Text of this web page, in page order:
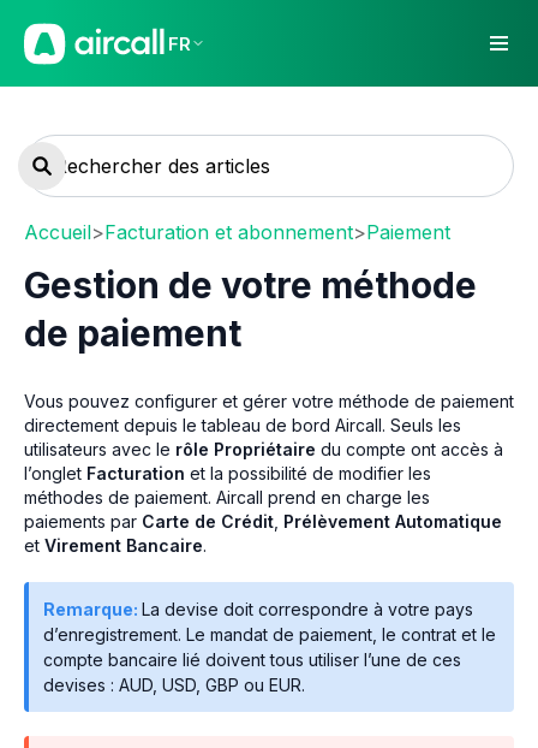
FR
Accueil>Facturation et abonnement>Paiement
Gestion de votre méthode
de paiement
Vous pouvez configurer et gérer votre méthode de paiement
directement depuis le tableau de bord Aircall. Seuls les
utilisateurs avec le rôle Propriétaire du compte ont accès à
l’onglet Facturation et la possibilité de modifier les
méthodes de paiement. Aircall prend en charge les
paiements par Carte de Crédit Prélèvement Automatique
et Virement Bancaire.
Remarque: La devise doit correspondre à votre pays
d’enregistrement. Le mandat de paiement, le contrat et le
compte bancaire lié doivent tous utiliser l’une de ces
devises : AUD, USD, GBP ou EUR.